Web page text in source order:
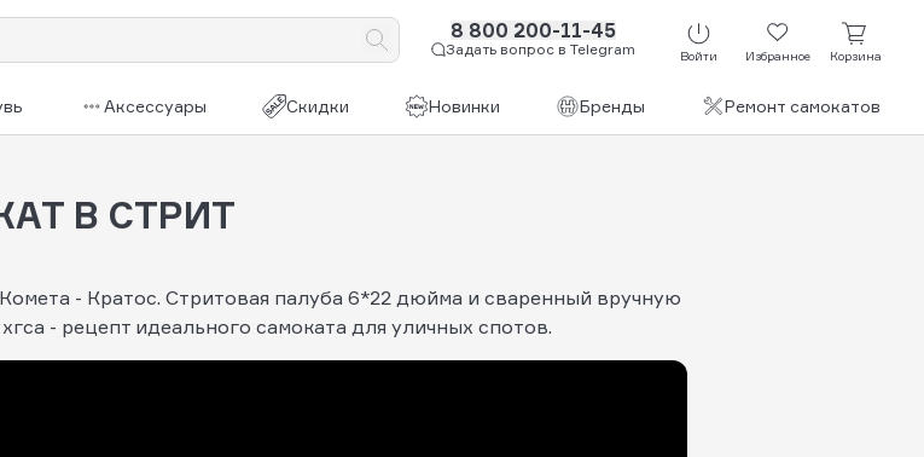
8 800 200-11-45
Задать вопрос в Telegram Войти Избранное Корзина
Аксессуары Скидки Новинки Бренды Ремонт самокатов
В СТРИТ
- Кратос. Стритовая палуба 6*22 дюйма и сваренный вручную
- рецепт идеального самоката для уличных спотов.